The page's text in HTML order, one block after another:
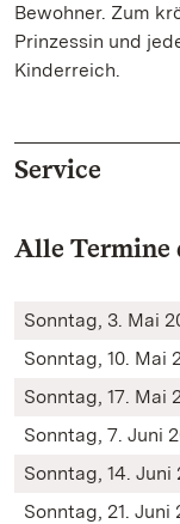
Bewohner. Zum
Prinzessin und
Kinderreich.
Service
Alle Termine
Sonntag, 3. Mai
Sonntag, 10. Mai
Sonntag, 17. Mai
Sonntag, 7. Juni
Sonntag, 14. Juni
Sonntag, 21. Juni